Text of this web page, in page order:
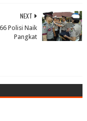
NEXT
66 Polisi Naik
Pangkat